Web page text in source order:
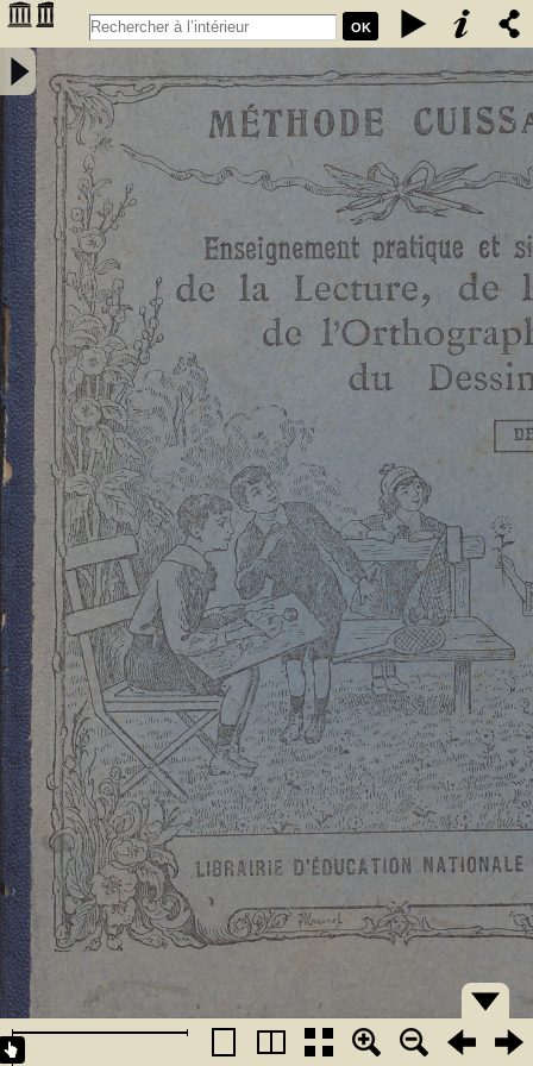
OK
Enseignement pratique et simultané de la lecture de l'écriture, de
l'orthographe et du dessin. Deuxième livret, Etude des sons et des
articulations composés : méthode rationnelle préparant les enfants à
la lecture expressive et à l'intelligence de la langue : contenant 76
vignettes et des notions élémentaires de dessin / par E. Cuissart,... ;
d'après la méthode de M. Lacabe,.... - [nouv. éd.] - Cuissart, Eugène
(1835-1896). Auteur